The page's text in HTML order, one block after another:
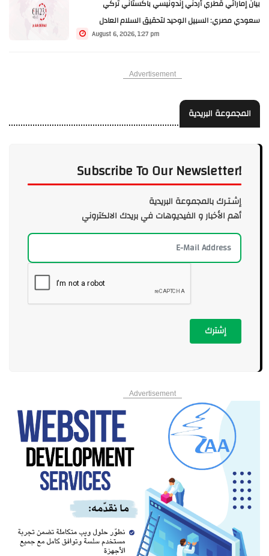
بيان إماراتي قطري أردني إندونيسي باكستاني تركي
سعودي مصري: السبيل الوحيد لتحقيق السلام العادل
والشامل يتمثل في إطلاق مسار سياسي جاد يفضي إلى
August 6, 2026, 1:27 pm
Advertisement
المجموعة البريدية
Subscribe To Our Newsletter!
إشـتـرك بالمجموعة البريدية
أهم الأخبار و الفيديوهات في بريدك الالكتروني
إشترك
Advertisement